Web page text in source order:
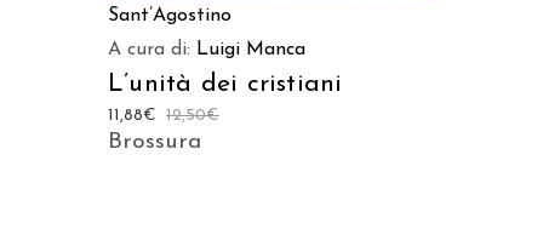
Sant’Agostino
A cura di: Luigi Manca
L’unità dei cristiani
12,50€
11,88€
Brossura